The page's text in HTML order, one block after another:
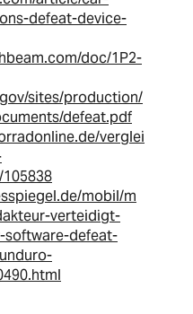
defeat-device-
doc/1P2-
sites/production/
defeat.pdf
verglei
mobil/m
verteidigt-
software-defeat-